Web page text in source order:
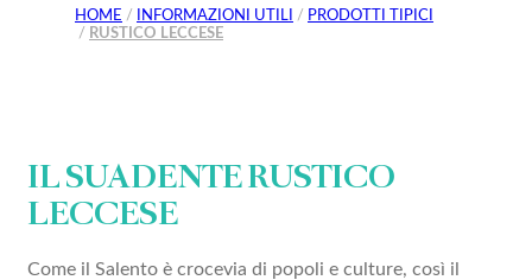
Risultati
HOME INFORMAZIONI UTILI
PRODOTTI TIPICI
RUSTICO LECCESE
IL SUADENTE RUSTICO
LECCESE
Come il Salento è crocevia di popoli e culture, così il